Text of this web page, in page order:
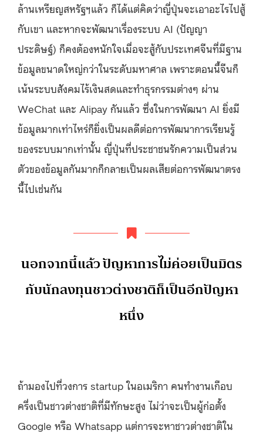
ล้านเหรียญสหรัฐฯแล้ว ก็ได้แต่คิดว่าญี่ปุ่นจะเอาอะไรไปสู้
กับเขา และหากจะพัฒนาเรื่องระบบ AI (ปัญญา
ประดิษฐ์) ก็คงต้องหนักใจเมื่อจะสู้กับประเทศจีนที่มีฐาน
ข้อมูลขนาดใหญ่กว่าในระดับมหาศาล เพราะตอนนี้จีนก็
เน้นระบบสังคมไร้เงินสดและทำธุรกรรมต่างๆ ผ่าน
WeChat และ Alipay กันแล้ว ซึ่งในการพัฒนา AI ยิ่งมี
ข้อมูลมากเท่าไหร่ก็ยิ่งเป็นผลดีต่อการพัฒนาการเรียนรู้
ของระบบมากเท่านั้น ญี่ปุ่นที่ประชาชนรักความเป็นส่วน
ตัวของข้อมูลกันมากก็กลายเป็นผลเสียต่อการพัฒนาตรง
นี้ไปเช่นกัน
นอกจากนี้แล้ว ปัญหาการไม่ค่อยเป็นมิตร
กับนักลงทุนชาวต่างชาติก็เป็นอีกปัญหา
หนึ่ง
ถ้ามองไปที่วงการ startup ในอเมริกา คนทำงานเกือบ
ครึ่งเป็นชาวต่างชาติที่มีทักษะสูง ไม่ว่าจะเป็นผู้ก่อตั้ง
Google หรือ Whatsapp แต่การจะหาชาวต่างชาติใน